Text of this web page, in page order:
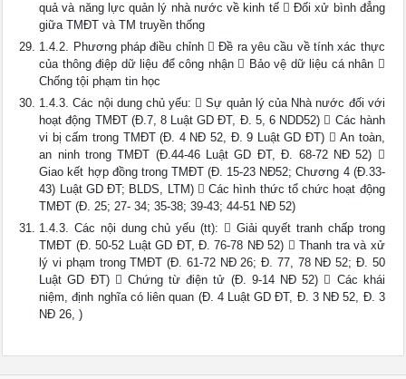
quả và năng lực quản lý nhà nước về kinh tế  Đối xử bình đẳng
giữa TMĐT và TM truyền thống
1.4.2. Phương pháp điều chỉnh  Đề ra yêu cầu về tính xác thực
của thông điệp dữ liệu để công nhận  Bảo vệ dữ liệu cá nhân 
Chống tội phạm tin học
1.4.3. Các nội dung chủ yếu:  Sự quản lý của Nhà nước đối với
hoạt động TMĐT (Đ.7, 8 Luật GD ĐT, Đ. 5, 6 NDD52)  Các hành
vi bị cấm trong TMĐT (Đ. 4 NĐ 52, Đ. 9 Luật GD ĐT)  An toàn,
an ninh trong TMĐT (Đ.44-46 Luật GD ĐT, Đ. 68-72 NĐ 52) 
Giao kết hợp đồng trong TMĐT (Đ. 15-23 NĐ52; Chương 4 (Đ.33-
43) Luật GD ĐT; BLDS, LTM)  Các hình thức tổ chức hoạt động
TMĐT (Đ. 25; 27- 34; 35-38; 39-43; 44-51 NĐ 52)
1.4.3. Các nội dung chủ yếu (tt):  Giải quyết tranh chấp trong
TMĐT (Đ. 50-52 Luật GD ĐT, Đ. 76-78 NĐ 52)  Thanh tra và xử
lý vi phạm trong TMĐT (Đ. 61-72 NĐ 26; Đ. 77, 78 NĐ 52; Đ. 50
Luật GD ĐT)  Chứng từ điện tử (Đ. 9-14 NĐ 52)  Các khái
niệm, định nghĩa có liên quan (Đ. 4 Luật GD ĐT, Đ. 3 NĐ 52, Đ. 3
NĐ 26, )